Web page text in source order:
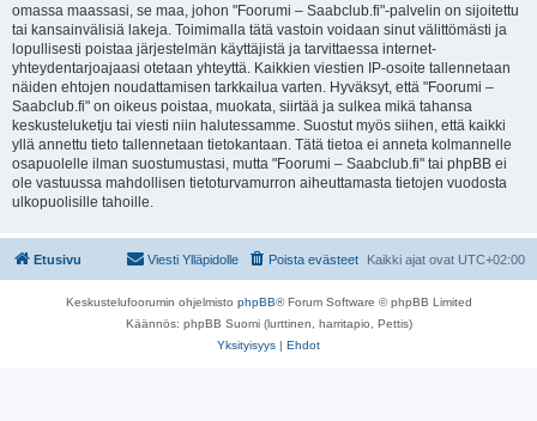
omassa maassasi, se maa, johon "Foorumi – Saabclub.fi"-palvelin on sijoitettu
tai kansainvälisiä lakeja. Toimimalla tätä vastoin voidaan sinut välittömästi ja
lopullisesti poistaa järjestelmän käyttäjistä ja tarvittaessa internet-
yhteydentarjoajaasi otetaan yhteyttä. Kaikkien viestien IP-osoite tallennetaan
näiden ehtojen noudattamisen tarkkailua varten. Hyväksyt, että "Foorumi –
Saabclub.fi" on oikeus poistaa, muokata, siirtää ja sulkea mikä tahansa
keskusteluketju tai viesti niin halutessamme. Suostut myös siihen, että kaikki
yllä annettu tieto tallennetaan tietokantaan. Tätä tietoa ei anneta kolmannelle
osapuolelle ilman suostumustasi, mutta "Foorumi – Saabclub.fi" tai phpBB ei
ole vastuussa mahdollisen tietoturvamurron aiheuttamasta tietojen vuodosta
ulkopuolisille tahoille.
Etusivu Kaikki ajat ovat UTC+02:00
Poista evästeet
Viesti Ylläpidolle
Keskustelufoorumin ohjelmisto phpBB® Forum Software © phpBB Limited
Käännös: phpBB Suomi (lurttinen, harritapio, Pettis)
Yksityisyys | Ehdot